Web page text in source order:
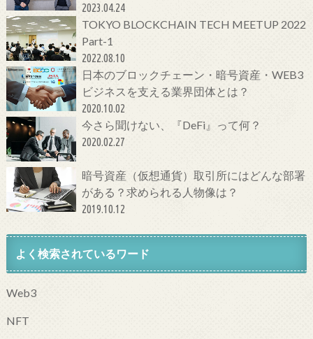
代金融サービスとは
2023.04.24
TOKYO BLOCKCHAIN TECH MEETUP 2022
Part-1
2022.08.10
日本のブロックチェーン・暗号資産・WEB3
ビジネスを支える業界団体とは？
2020.10.02
今さら聞けない、『DeFi』って何？
2020.02.27
暗号資産（仮想通貨）取引所にはどんな部署
がある？求められる人物像は？
2019.10.12
よく検索されているワード
Web3
NFT